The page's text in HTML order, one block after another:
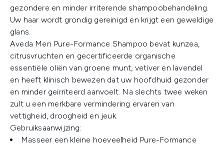
gezondere en minder irriterende shampoobehandeling.
Uw haar wordt grondig gereinigd en krijgt een geweldige
glans.
Aveda Men Pure-Formance Shampoo bevat kunzea,
citrusvruchten en gecertificeerde organische
essentiële oliën van groene munt, vetiver en lavendel
en heeft klinisch bewezen dat uw hoofdhuid gezonder
en minder geïrriteerd aanvoelt. Na slechts twee weken
zult u een merkbare vermindering ervaren van
vettigheid, droogheid en jeuk.
Gebruiksaanwijzing:
Masseer een kleine hoeveelheid Pure-Formance